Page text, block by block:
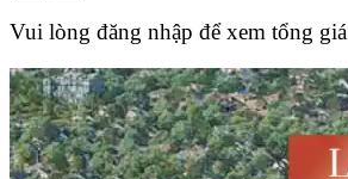
Vui lòng đăng nhập để xem tổng giá